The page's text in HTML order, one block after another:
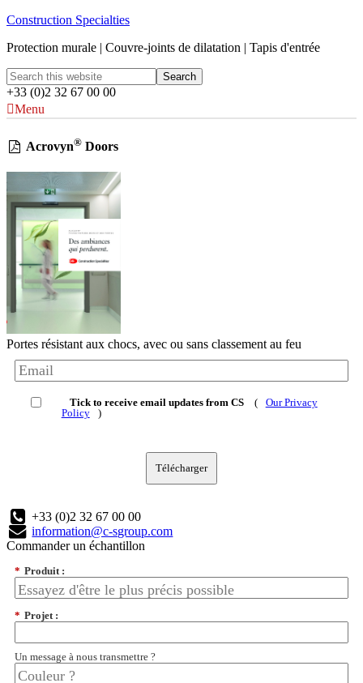
Construction Specialties
Protection murale | Couvre-joints de dilatation | Tapis d'entrée
+33 (0)2 32 67 00 00
Menu
Acrovyn®Doors
Portes résistant aux chocs, avec ou sans classement au feu
Tick to receive email updates from CS (
Our Privacy
Policy
)
Télécharger
+33 (0)2 32 67 00 00
information@c-sgroup.com
Commander un échantillon
* Produit :
* Projet :
Un message à nous transmettre ?